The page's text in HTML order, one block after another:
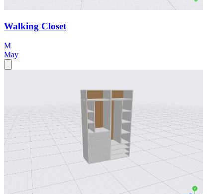
Walking Closet
M
May